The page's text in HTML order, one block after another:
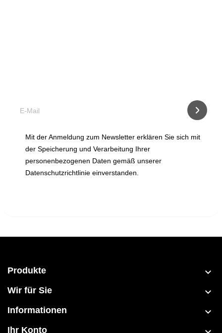
Mit der Anmeldung zum Newsletter erklären Sie sich mit
der Speicherung und Verarbeitung Ihrer
personenbezogenen Daten gemäß unserer
Datenschutzrichtlinie einverstanden.
Produkte 
Wir für Sie 
Informationen 
Ihr Konto